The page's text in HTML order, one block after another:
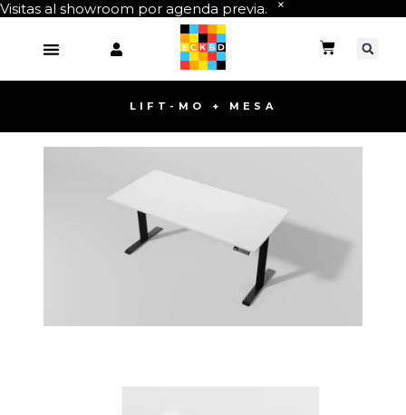
Visitas al showroom por agenda previa.
LIFT-MO + MESA